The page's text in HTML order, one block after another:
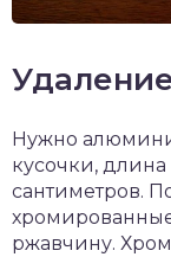
Нужно
кусочки, длина
сантиметров.
ржавчину.